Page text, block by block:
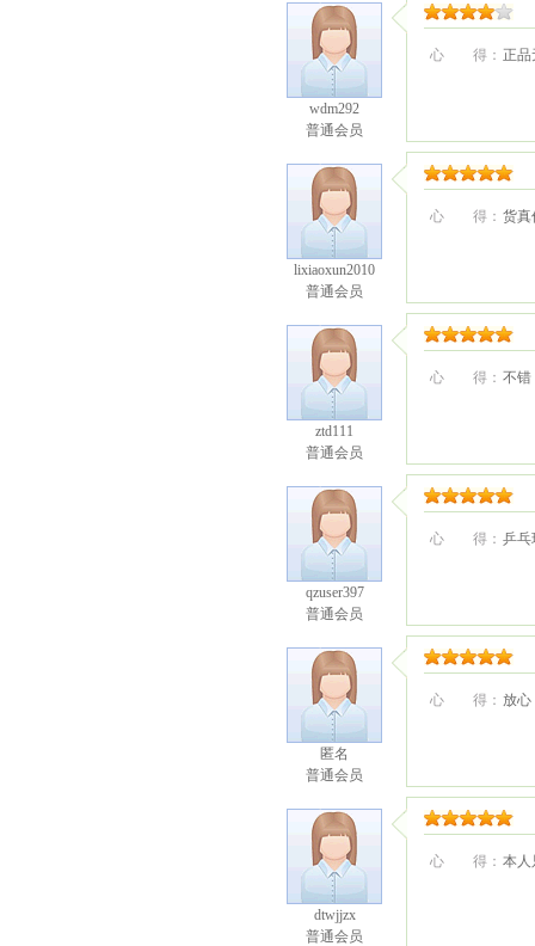
wdm292
普通会员
心 得： 正品
lixiaoxun2010
普通会员
心 得： 货真
ztd111
普通会员
心 得： 不错
qzuser397
普通会员
心 得： 乒乓
匿名
普通会员
心 得： 放心
dtwjjzx
普通会员
心 得： 本人